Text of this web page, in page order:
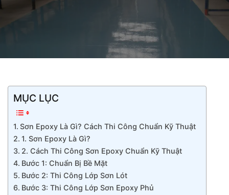
MỤC LỤC
Sơn Epoxy Là Gì? Cách Thi Công Chuẩn Kỹ Thuật
1. Sơn Epoxy Là Gì?
2. Cách Thi Công Sơn Epoxy Chuẩn Kỹ Thuật
Bước 1: Chuẩn Bị Bề Mặt
Bước 2: Thi Công Lớp Sơn Lót
Bước 3: Thi Công Lớp Sơn Epoxy Phủ